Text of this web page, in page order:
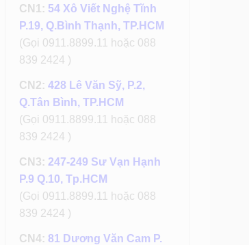
CN1: 54 Xô Viết Nghệ Tĩnh
P.19, Q.Bình Thạnh, TP.HCM
(Gọi 0911.8899.11 hoặc 088
839 2424 )
CN2: 428 Lê Văn Sỹ, P.2,
Q.Tân Bình, TP.HCM
(Gọi 0911.8899.11 hoặc 088
839 2424 )
CN3: 247-249 Sư Vạn Hạnh
P.9 Q.10, Tp.HCM
(Gọi 0911.8899.11 hoặc 088
839 2424 )
CN4: 81 Dương Văn Cam P.